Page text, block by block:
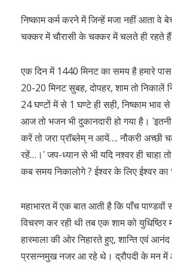
निष्काम कर्म करने में जिन्हें मजा नहीं आता वे
चक्कर में चौरासी के चक्कर में चलते ही रहते
एक दिन में 1440 मिनट का समय है हमारे
20-20 मिनट सुबह, दोपहर, शाम तो निकालें
24 घण्टों में से 1 घण्टे ही सही, निष्काम भाव
आज तो भजन भी दुकानदारी हो गया है।
करें तो जरा प्रॉब्लेम् न आयें…. नौकरी अच्छी
रहें…।ʹ जप-ध्यान से भी यदि नश्वर ही चाहा
कब समय निकालोगे ? ईश्वर के लिए ईश्वर का
महाभारत में एक बात आती है कि पाँच पाण्डवों
विचरण कर रही थी तब एक शाम को युधिष्ठिर
हारमाला की ओर निहारते हुए, शान्ति एवं
प्रसन्नमुख नजर आ रहे थे। द्रौपदी के मन में